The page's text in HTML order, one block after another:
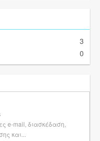
3
0
e-mail, διασκέδαση,
και...